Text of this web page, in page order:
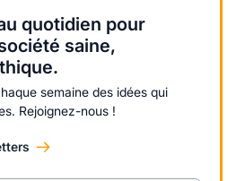
quotidien pour
saine,
semaine des idées qui
Rejoignez-nous !